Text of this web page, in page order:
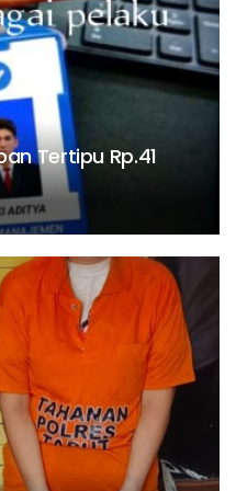
Tertipu Rp.41